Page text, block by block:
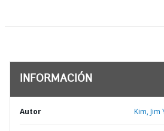
INFORMACIÓN
Autor Kim, Jim